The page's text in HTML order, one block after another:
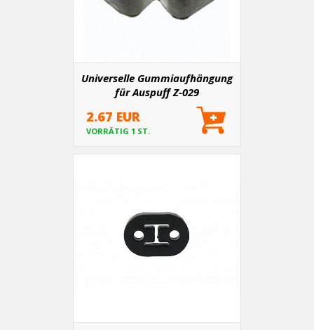
Universelle Gummiaufhängung
für Auspuff Z-029
2.67 EUR
VORRÄTIG 1 ST.